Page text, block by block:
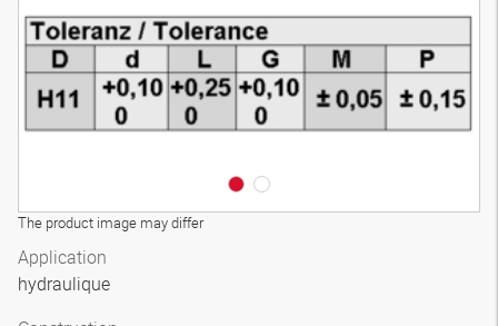
The product image may differ
Application
hydraulique